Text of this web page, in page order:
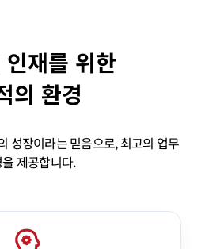
재를 위한
의 환경
성장이라는 믿음으로, 최고의 업무
제공합니다.